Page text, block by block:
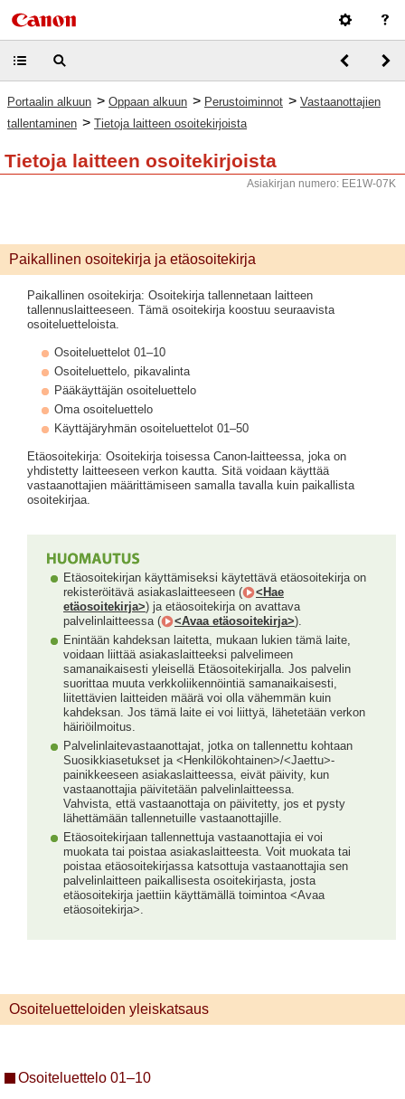
Portaalin alkuun > Oppaan alkuun > Perustoiminnot > Vastaanottajien
tallentaminen > Tietoja laitteen osoitekirjoista
Tietoja laitteen osoitekirjoista
Asiakirjan numero: EE1W-07K
Paikallinen osoitekirja ja etäosoitekirja
Paikallinen osoitekirja: Osoitekirja tallennetaan laitteen
tallennuslaitteeseen. Tämä osoitekirja koostuu seuraavista
osoiteluetteloista.
Osoiteluettelot 01–10
Osoiteluettelo, pikavalinta
Pääkäyttäjän osoiteluettelo
Oma osoiteluettelo
Käyttäjäryhmän osoiteluettelot 01–50
Etäosoitekirja: Osoitekirja toisessa Canon-laitteessa, joka on
yhdistetty laitteeseen verkon kautta. Sitä voidaan käyttää
vastaanottajien määrittämiseen samalla tavalla kuin paikallista
osoitekirjaa.
Etäosoitekirjan käyttämiseksi käytettävä etäosoitekirja on
rekisteröitävä asiakaslaitteeseen (
<Hae
etäosoitekirja>) ja etäosoitekirja on avattava
palvelinlaitteessa (
<Avaa etäosoitekirja>).
Enintään kahdeksan laitetta, mukaan lukien tämä laite,
voidaan liittää asiakaslaitteeksi palvelimeen
samanaikaisesti yleisellä Etäosoitekirjalla. Jos palvelin
suorittaa muuta verkkoliikennöintiä samanaikaisesti,
liitettävien laitteiden määrä voi olla vähemmän kuin
kahdeksan. Jos tämä laite ei voi liittyä, lähetetään verkon
häiriöilmoitus.
Palvelinlaitevastaanottajat, jotka on tallennettu kohtaan
Suosikkiasetukset ja <Henkilökohtainen>/<Jaettu>-
painikkeeseen asiakaslaitteessa, eivät päivity, kun
vastaanottajia päivitetään palvelinlaitteessa.
Vahvista, että vastaanottaja on päivitetty, jos et pysty
lähettämään tallennetuille vastaanottajille.
Etäosoitekirjaan tallennettuja vastaanottajia ei voi
muokata tai poistaa asiakaslaitteesta. Voit muokata tai
poistaa etäosoitekirjassa katsottuja vastaanottajia sen
palvelinlaitteen paikallisesta osoitekirjasta, josta
etäosoitekirja jaettiin käyttämällä toimintoa <Avaa
etäosoitekirja>.
Osoiteluetteloiden yleiskatsaus
Osoiteluettelo 01–10